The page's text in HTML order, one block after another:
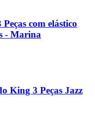
com elástico
- Marina
King 3 Peças Jazz